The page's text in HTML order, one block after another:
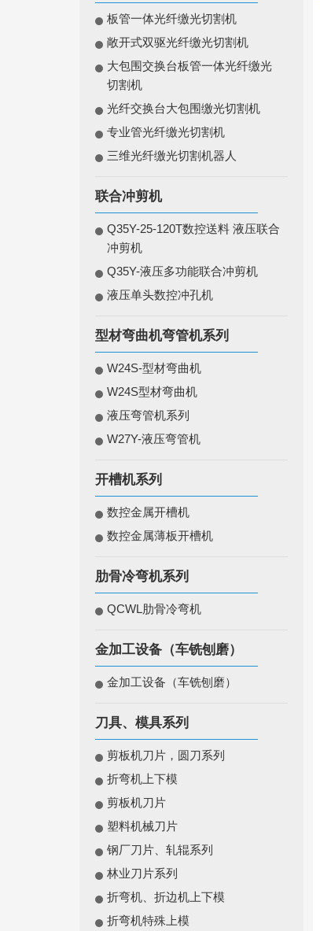
板管一体光纤缴光切割机
敞开式双驱光纤缴光切割机
大包围交换台板管一体光纤缴光
切割机
光纤交换台大包围缴光切割机
专业管光纤缴光切割机
三维光纤缴光切割机器人
联合冲剪机
Q35Y-25-120T数控送料 液压联合
冲剪机
Q35Y-液压多功能联合冲剪机
液压单头数控冲孔机
型材弯曲机弯管机系列
W24S-型材弯曲机
W24S型材弯曲机
液压弯管机系列
W27Y-液压弯管机
开槽机系列
数控金属开槽机
数控金属薄板开槽机
肋骨冷弯机系列
QCWL肋骨冷弯机
金加工设备（车铣刨磨）
金加工设备（车铣刨磨）
刀具、模具系列
剪板机刀片，圆刀系列
折弯机上下模
剪板机刀片
塑料机械刀片
钢厂刀片、轧辊系列
林业刀片系列
折弯机、折边机上下模
折弯机特殊上模